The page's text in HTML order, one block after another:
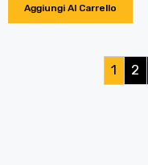
Aggiungi Al Carrello
1 2